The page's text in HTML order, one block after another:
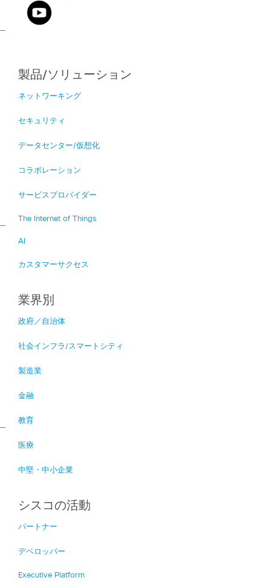
製品/ソリューション
ネットワーキング
セキュリティ
データセンター/仮想化
コラボレーション
サービスプロバイダー
The Internet of Things
AI
カスタマーサクセス
業界別
政府／自治体
社会インフラ/スマートシティ
製造業
金融
教育
医療
中堅・中小企業
シスコの活動
パートナー
デベロッパー
Executive Platform